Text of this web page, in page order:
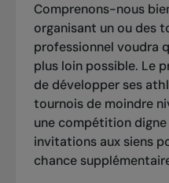
Comprenons-nous
organisant un ou des
professionnel voudra
plus loin possible. Le
de développer ses
tournois de moindre
une compétition
invitations aux siens
chance